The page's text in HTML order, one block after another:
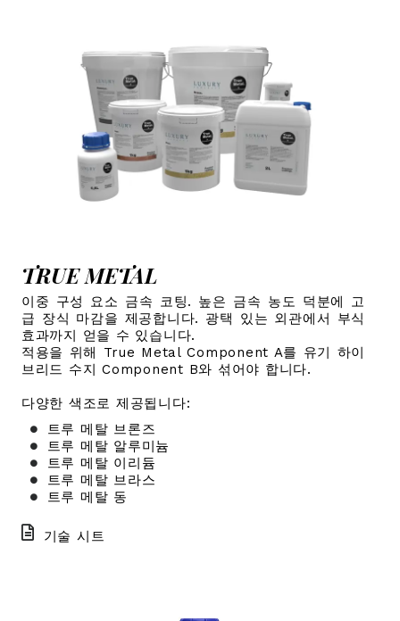
TRUE METAL
이중 구성 요소 금속 코팅. 높은 금속 농도 덕분에 고
급 장식 마감을 제공합니다. 광택 있는 외관에서 부식
효과까지 얻을 수 있습니다.
적용을 위해 True Metal Component A를 유기 하이
브리드 수지 Component B와 섞어야 합니다.
다양한 색조로 제공됩니다:
트루 메탈 브론즈
트루 메탈 알루미늄
트루 메탈 이리듐
트루 메탈 브라스
트루 메탈 동
기술 시트